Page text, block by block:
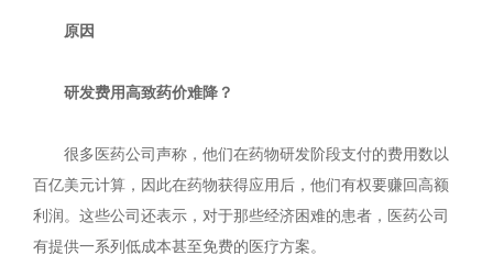
原因
研发费用高致药价难降？
很多医药公司声称，他们在药物研发阶段支付的费用数以
百亿美元计算，因此在药物获得应用后，他们有权要赚回高额
利润。这些公司还表示，对于那些经济困难的患者，医药公司
有提供一系列低成本甚至免费的医疗方案。